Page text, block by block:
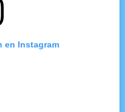
en Instagram